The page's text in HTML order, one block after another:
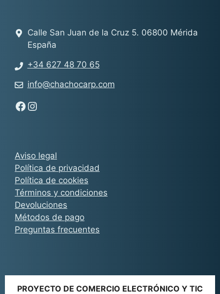
Aviso legal
Política de privacidad
Política de cookies
Términos y condiciones
Devoluciones
Métodos de pago
Preguntas frecuentes
Calle San Juan de la Cruz 5. 06800 Mérida
España
+34 627 48 70 65
info@chachocarp.com
Síguenos en Facebook - Chachocarp
Síguenos en Instagram - Chachocarp
PROYECTO DE COMERCIO ELECTRÓNICO Y TIC